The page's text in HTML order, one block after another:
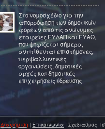
Στο νομοσχέδιο για την
απορρόφηση των δημοτικών
φορέων από τις ανώνυμες
εταιρείες ΕΥΔΑΠ και ΕΥΑΘ,
που ψηφίζεται σήμερα,
αντιτίθενται επιστήμονες,
περιβαλλοντικές
οργανώσεις, δημοτικές
αρχές και δημοτικές
επιχειρήσεις ύδρευσης
Διαφήμιση | Επικοινωνία | Σχεδιασμός